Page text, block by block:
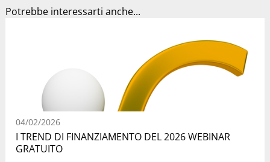
Potrebbe interessarti anche...
04/02/2026
I TREND DI FINANZIAMENTO DEL 2026 WEBINAR
GRATUITO